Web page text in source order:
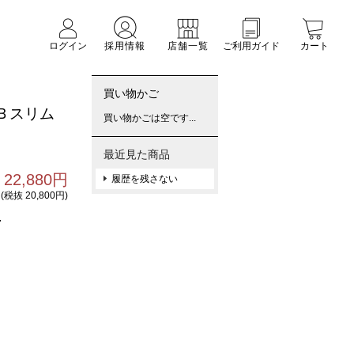
ログイン
採用情報 店舗一覧 ご利用ガイド カート
リム
22,880円
(税抜 20,800円)
買い物かご
買い物かごは空です...
最近見た商品
履歴を残さない